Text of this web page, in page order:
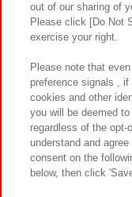
プライバシーポリシー
お取引先さま
カスタマーハラスメン
out of our sharing of
Please click [Do Not
exercise your right.
Please note that
preference signals ,
cookies and other
you will be deemed
regardless of the
understand and
consent on the
below, then click